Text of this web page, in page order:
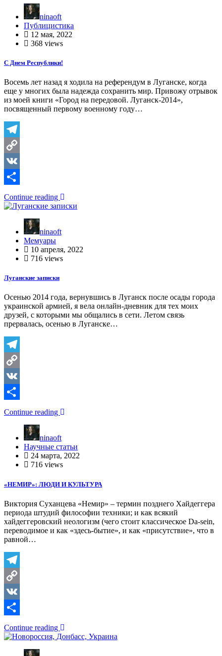
ninaoft
Публицистика
12 мая, 2022
368 views
С Днем Республики!
Восемь лет назад я ходила на референдум в Луганске, когда
еще у многих была надежда сохранить мир. Привожу отрывок
из моей книги «Город на передовой. Луганск-2014»,
посвященный первому военному году…
Telegram
Copy
Link
VK
Отправить
Continue reading
ninaoft
Мемуары
10 апреля, 2022
716 views
Луганские записки
Осенью 2014 года, вернувшись в Луганск после осады города
украинской армией, я вела онлайн-дневник для тех моих
друзей, с которыми мы общались в сети. Летом связь
прервалась, осенью в Луганске…
Telegram
Copy
Link
VK
Отправить
Continue reading
ninaoft
Научные статьи
24 марта, 2022
716 views
«НЕМИР»: ЛЮДИ И КУЛЬТУРА
Виктория Суханцева «Немир» – термин позднего Хайдеггера
периода штудий философии техники; и как всякий
хайдеггеровский неологизм (чего стоит классическое Da-sein,
переводимое и как «здесь-бытие», и как «присутствие», что в
равной…
Telegram
Copy
Link
VK
Отправить
Continue reading